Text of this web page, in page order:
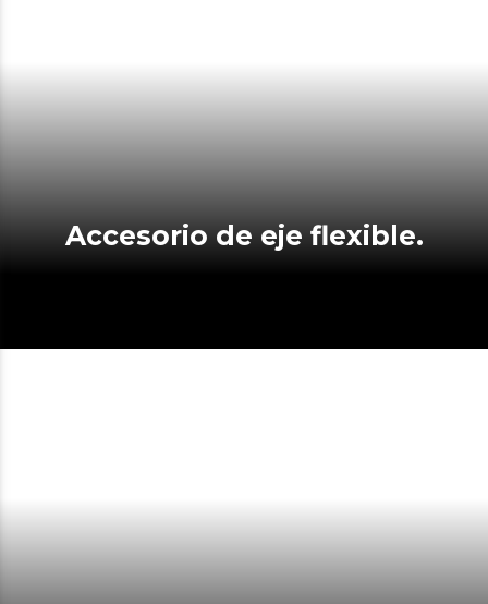
Accesorio de eje flexible.